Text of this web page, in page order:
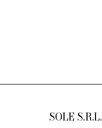
SOLE S.R.L.